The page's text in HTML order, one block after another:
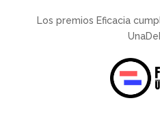
Los premios Eficacia